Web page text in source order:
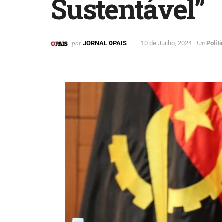
Sustentável”
por JORNAL OPAIS 10 de Junho, 2024 Em